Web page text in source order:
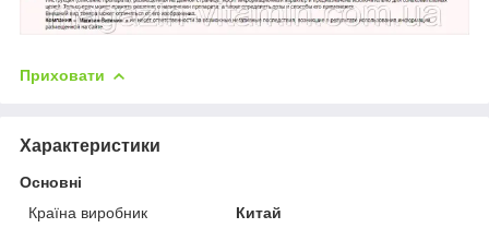
Приховати
Характеристики
Основні
Країна виробник
Китай